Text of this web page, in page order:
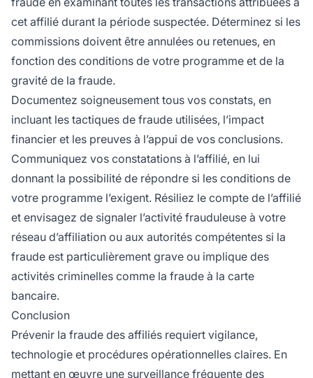
cet affilié durant la période suspectée. Déterminez si les
commissions doivent être annulées ou retenues, en
fonction des conditions de votre programme et de la
gravité de la fraude.
Documentez soigneusement tous vos constats, en
incluant les tactiques de fraude utilisées, l’impact
financier et les preuves à l’appui de vos conclusions.
Communiquez vos constatations à l’affilié, en lui
donnant la possibilité de répondre si les conditions de
votre programme l’exigent. Résiliez le compte de l’affilié
et envisagez de signaler l’activité frauduleuse à votre
réseau d’affiliation ou aux autorités compétentes si la
fraude est particulièrement grave ou implique des
activités criminelles comme la fraude à la carte
bancaire.
Conclusion
Prévenir la fraude des affiliés requiert vigilance,
technologie et procédures opérationnelles claires. En
mettant en œuvre une surveillance fréquente des